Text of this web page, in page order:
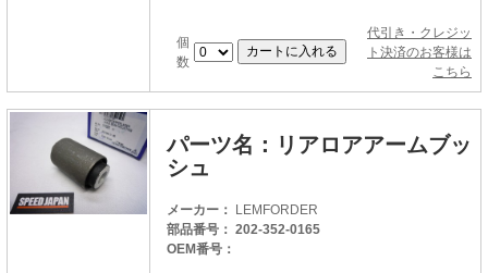
個
数
代引き・クレジッ
ト決済のお客様は
こちら
パーツ名：リアロアアームブッ
シュ
メーカー： LEMFORDER
部品番号： 202-352-0165
OEM番号：